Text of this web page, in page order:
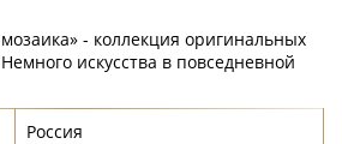
- коллекция оригинальных
искусства в повседневной
Россия